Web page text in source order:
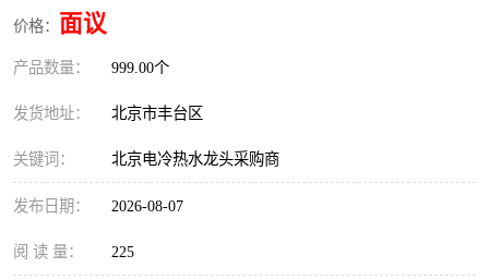
价格： 面议
产品数量： 999.00个
发货地址： 北京市丰台区
关键词： 北京电冷热水龙头采购商
发布日期： 2026-08-07
阅 读 量： 225